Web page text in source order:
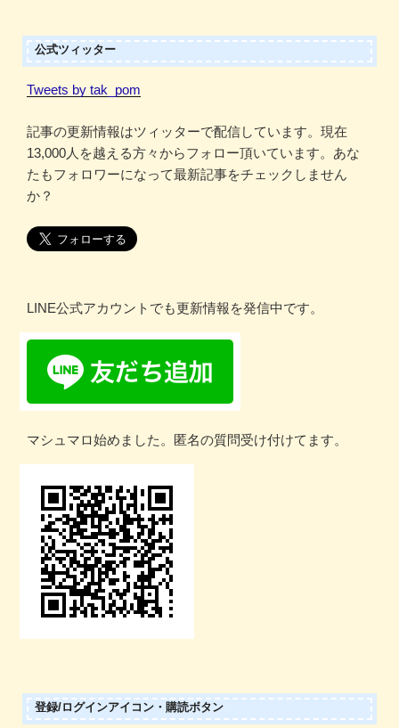
公式ツィッター
Tweets by tak_pom
記事の更新情報はツィッターで配信しています。現在
13,000人を越える方々からフォロー頂いています。あな
たもフォロワーになって最新記事をチェックしません
か？
LINE公式アカウントでも更新情報を発信中です。
マシュマロ始めました。匿名の質問受け付けてます。
登録/ログインアイコン・購読ボタン